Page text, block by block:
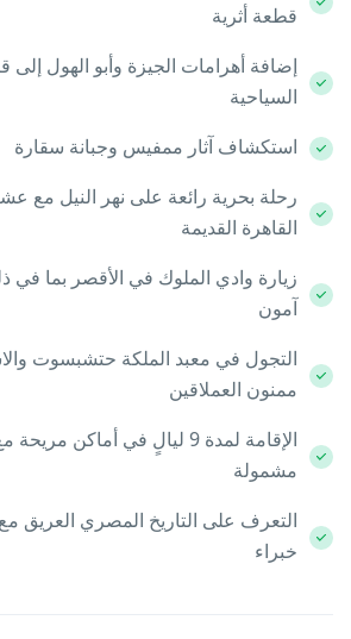
قطعة أثرية
إضافة أهرامات الجيزة وأبو الهول إلى
السياحية
استكشاف آثار ممفيس وجبانة سقارة
رحلة بحرية رائعة على نهر النيل مع
القاهرة القديمة
زيارة وادي الملوك في الأقصر بما في
آمون
التجول في معبد الملكة حتشبسوت
ممنون العملاقين
الإقامة لمدة 9 ليالٍ في أماكن
مشمولة
التعرف على التاريخ المصري العريق
خبراء